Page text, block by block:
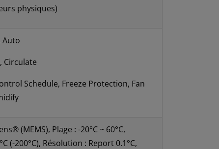
physiques)
Auto
Circulate
Schedule, Freeze Protection, Fan
(MEMS), Plage : -20°C ~ 60°C,
(-200°C), Résolution : Report 0.1°C,